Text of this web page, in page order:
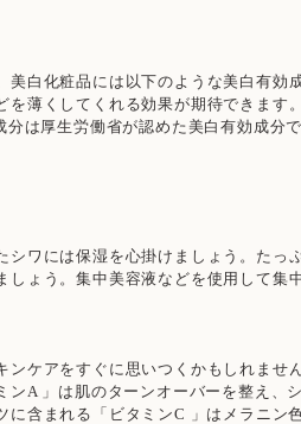
美白化粧品には以下のような美白有効
を薄くしてくれる効果が期待できます
分は厚生労働省が認めた美白有効成分
シワには保湿を心掛けましょう。たっ
しょう。集中美容液などを使用して集
ンケアをすぐに思いつくかもしれませ
ンA 」は肌のターンオーバーを整え、
に含まれる「ビタミンC 」はメラニン